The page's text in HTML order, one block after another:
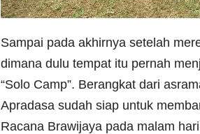
Sampai pada akhirnya setelah
dimana dulu tempat itu pernah
“Solo Camp”. Berangkat dari
Apradasa sudah siap untuk
Racana Brawijaya pada malam